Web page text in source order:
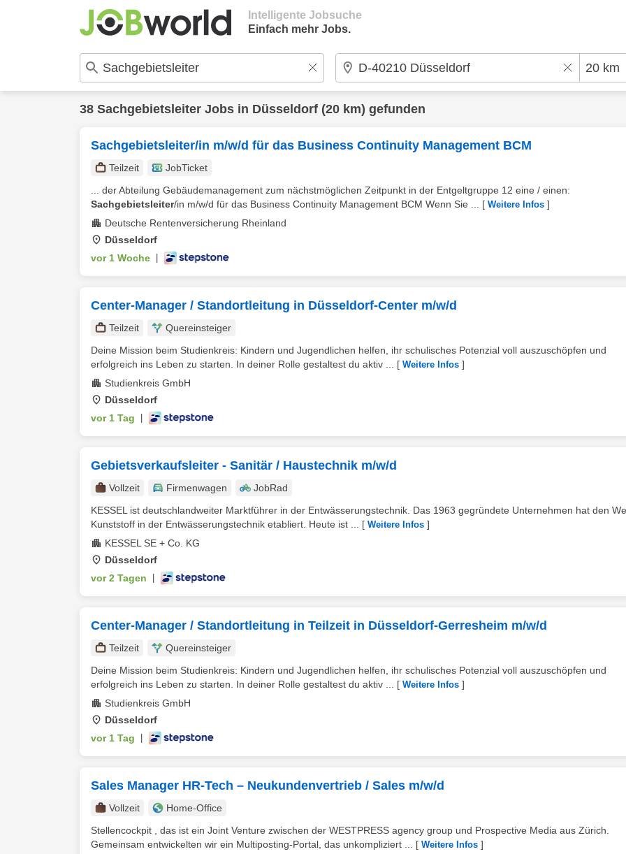
Intelligente Jobsuche
Einfach mehr Jobs.
38 Sachgebietsleiter Jobs in Düsseldorf (20 km) gefunden
Sachgebietsleiter/in m/w/d für das Business Continuity Management BCM
Teilzeit
JobTicket
... der Abteilung Gebäudemanagement zum nächstmöglichen Zeitpunkt in der Entgeltgruppe 12 eine / einen:
Sachgebietsleiter/in m/w/d für das Business Continuity Management BCM Wenn Sie ... [ Weitere Infos ]
Deutsche Rentenversicherung Rheinland
Düsseldorf
vor 1 Woche
Center-Manager / Standortleitung in Düsseldorf-Center m/w/d
Teilzeit
Quereinsteiger
Deine Mission beim Studienkreis: Kindern und Jugendlichen helfen, ihr schulisches Potenzial voll auszuschöpfen und
erfolgreich ins Leben zu starten. In deiner Rolle gestaltest du aktiv ...
[ Weitere Infos ]
Studienkreis GmbH
Düsseldorf
vor 1 Tag
Gebietsverkaufsleiter - Sanitär / Haustechnik m/w/d
Vollzeit Firmenwagen
JobRad
KESSEL ist deutschlandweiter Marktführer in der Entwässerungstechnik. Das 1963 gegründete Unternehmen hat den
Kunststoff in der Entwässerungstechnik etabliert. Heute ist ...
[ Weitere Infos ]
KESSEL SE + Co. KG
Düsseldorf
vor 2 Tagen
Center-Manager / Standortleitung in Teilzeit in Düsseldorf-Gerresheim m/w/d
Teilzeit
Quereinsteiger
Deine Mission beim Studienkreis: Kindern und Jugendlichen helfen, ihr schulisches Potenzial voll auszuschöpfen und
erfolgreich ins Leben zu starten. In deiner Rolle gestaltest du aktiv ...
[ Weitere Infos ]
Studienkreis GmbH
Düsseldorf
vor 1 Tag
Sales Manager HR-Tech – Neukundenvertrieb / Sales m/w/d
Vollzeit
Home-Office
Stellencockpit , das ist ein Joint Venture zwischen der WESTPRESS agency group und Prospective Media aus Zürich.
Gemeinsam entwickelten wir ein Multiposting-Portal, das unkompliziert ...
[ Weitere Infos ]